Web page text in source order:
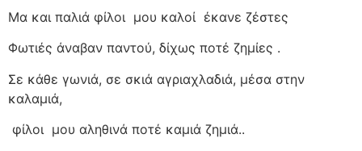
Μα και παλιά φίλοι μου καλοί έκανε ζέστες
Φωτιές άναβαν παντού, δίχως ποτέ ζημίες .
Σε κάθε γωνιά, σε σκιά αγριαχλαδιά, μέσα στην
καλαμιά,
φίλοι μου αληθινά ποτέ καμιά ζημιά..